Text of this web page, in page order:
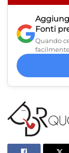
Fonti
Quando